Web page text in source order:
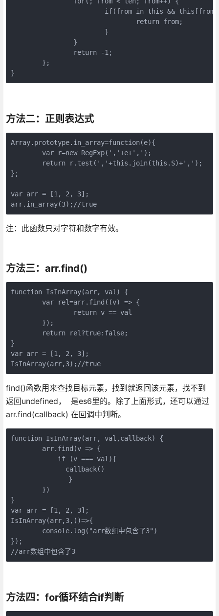
}
方法二：正则表达式
Array.prototype.in_array=function(e){
};
var arr = [1, 2, 3];
arr.in_array(3);//true
注：此函数只对字符和数字有效。
方法三：arr.find()
function IsInArray(arr, val) {
}
var arr = [1, 2, 3];
IsInArray(arr,3);//true
find()函数用来查找目标元素，找到就返回该元素，找不到
返回undefined， 是es6里的。除了上面形式，还可以通过
arr.find(callback) 在回调中判断。
function IsInArray(arr, val,callback) {
}
var arr = [1, 2, 3];
IsInArray(arr,3,()=>{
});
//arr数组中包含了3
方法四：for循环结合if判断